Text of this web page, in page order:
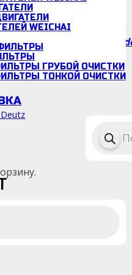
670001001
WEICHAI
ГРУБОЙ ОЧИСТКИ
ТОНКОЙ ОЧИСТКИ